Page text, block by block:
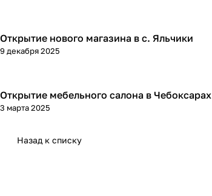
Открытие нового магазина в с. Яльчики
9 декабря 2025
Открытие мебельного салона в Чебоксарах
3 марта 2025
Назад к списку